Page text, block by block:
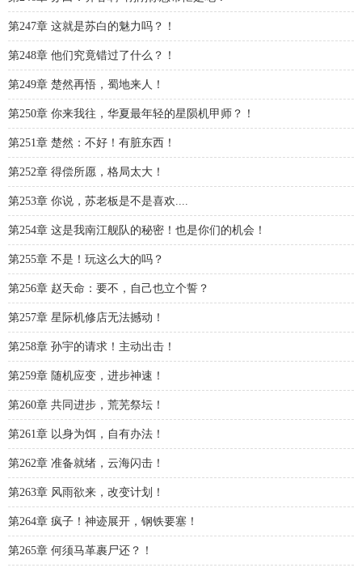
第247章 这就是苏白的魅力吗？！
第248章 他们究竟错过了什么？！
第249章 楚然再悟，蜀地来人！
第250章 你来我往，华夏最年轻的星陨机甲师？！
第251章 楚然：不好！有脏东西！
第252章 得偿所愿，格局太大！
第253章 你说，苏老板是不是喜欢....
第254章 这是我南江舰队的秘密！也是你们的机会！
第255章 不是！玩这么大的吗？
第256章 赵天命：要不，自己也立个誓？
第257章 星际机修店无法撼动！
第258章 孙宇的请求！主动出击！
第259章 随机应变，进步神速！
第260章 共同进步，荒芜祭坛！
第261章 以身为饵，自有办法！
第262章 准备就绪，云海闪击！
第263章 风雨欲来，改变计划！
第264章 疯子！神迹展开，钢铁要塞！
第265章 何须马革裹尸还？！